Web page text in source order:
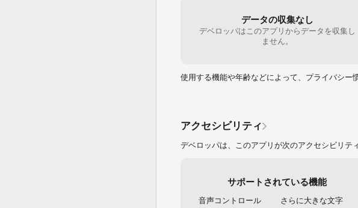
データの収集なし
デベロッパはこのアプリからデータを収集し
ません。
使用する機能や年齢などによって、プライバシー
アクセシビリティ
デベロッパは、このアプリが次のアクセシビリテ
サポートされている機能
音声コントロール さらに大きな文字